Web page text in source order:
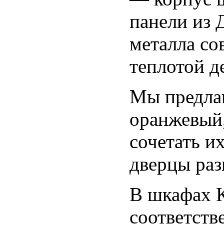
панели из
металла
теплотой
Мы
сочетать
дверцы
В шкафах